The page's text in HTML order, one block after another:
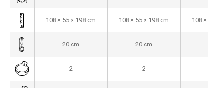
108 × 55 × 198 cm 108 × 55 × 198 cm 108 × 55
20 cm 20 cm
2 2